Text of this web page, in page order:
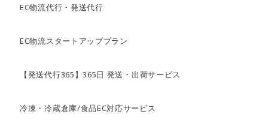
EC物流代行・発送代行
EC物流スタートアッププラン
【発送代行365】365日 発送・出荷サービス
冷凍・冷蔵倉庫/食品EC対応サービス